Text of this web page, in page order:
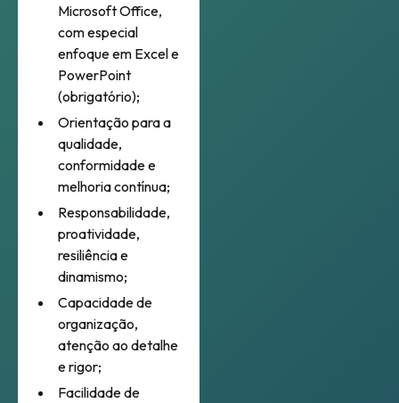
Microsoft Office,
com especial
enfoque em Excel e
PowerPoint
(obrigatório);
Orientação para a
qualidade,
conformidade e
melhoria contínua;
Responsabilidade,
proatividade,
resiliência e
dinamismo;
Capacidade de
organização,
atenção ao detalhe
e rigor;
Facilidade de